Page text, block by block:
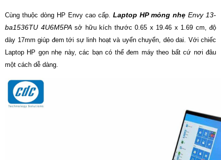
Cùng thuộc dòng HP Envy cao cấp. Laptop HP mỏng nhẹ Envy 13-
ba1536TU 4U6M5PA sở hữu kích thước 0.65 x 19.46 x 1.69 cm, độ
dày 17mm giúp đem tới sự linh hoạt và uyển chuyển, dẻo dai. Với chiếc
Laptop HP gọn nhẹ này, các bạn có thể đem máy theo bất cứ nơi đâu
một cách dễ dàng.